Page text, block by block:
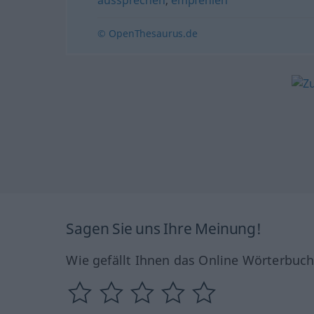
© OpenThesaurus.de
Sagen Sie uns Ihre Meinung!
Wie gefällt Ihnen das Online